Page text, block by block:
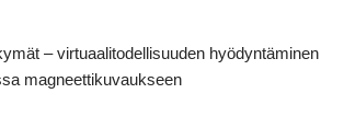
– virtuaalitodellisuuden hyödyntäminen
magneettikuvaukseen